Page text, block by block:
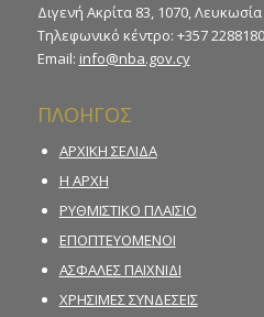
Διγενή Ακρίτα 83, 1070, Λευκωσία
Τηλεφωνικό κέντρο: +357
Email: info@nba.gov.cy
ΠΛΟΗΓΟΣ
ΑΡΧΙΚΗ ΣΕΛΙΔΑ
Η ΑΡΧΗ
ΡΥΘΜΙΣΤΙΚΟ ΠΛΑΙΣΙΟ
ΕΠΟΠΤΕΥΟΜΕΝΟΙ
ΑΣΦΑΛΕΣ ΠΑΙΧΝΙΔΙ
ΧΡΗΣΙΜΕΣ ΣΥΝΔΕΣΕΙΣ